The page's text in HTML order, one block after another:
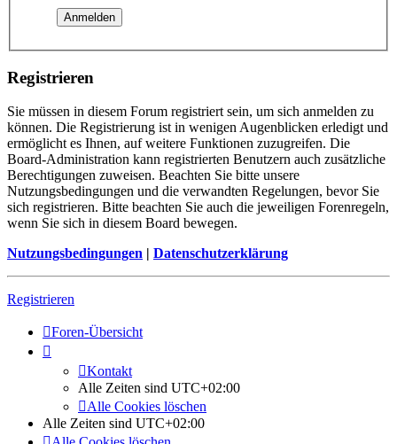
Registrieren
Sie müssen in diesem Forum registriert sein, um sich anmelden zu
können. Die Registrierung ist in wenigen Augenblicken erledigt und
ermöglicht es Ihnen, auf weitere Funktionen zuzugreifen. Die
Board-Administration kann registrierten Benutzern auch zusätzliche
Berechtigungen zuweisen. Beachten Sie bitte unsere
Nutzungsbedingungen und die verwandten Regelungen, bevor Sie
sich registrieren. Bitte beachten Sie auch die jeweiligen Forenregeln,
wenn Sie sich in diesem Board bewegen.
Nutzungsbedingungen | Datenschutzerklärung
Registrieren
Foren-Übersicht
Kontakt
Alle Zeiten sind UTC+02:00
Alle Cookies löschen
Alle Zeiten sind UTC+02:00